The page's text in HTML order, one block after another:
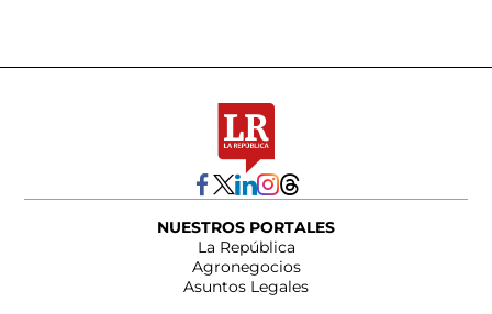
NUESTROS PORTALES
La República
Agronegocios
Asuntos Legales